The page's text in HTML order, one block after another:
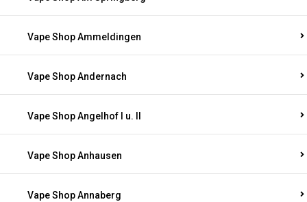
Vape Shop Ammeldingen
Vape Shop Andernach
Vape Shop Angelhof I u. II
Vape Shop Anhausen
Vape Shop Annaberg